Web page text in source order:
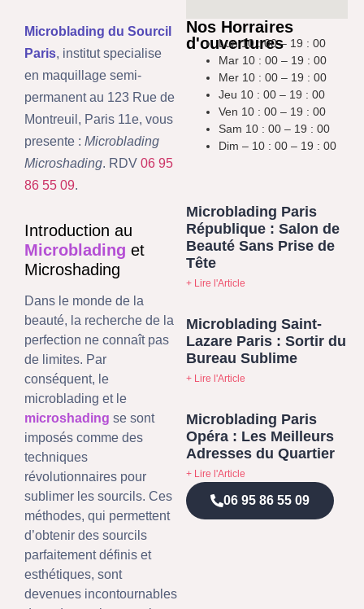
Microblading du Sourcil
Paris, institut specialise
en maquillage semi-
permanent au 123 Rue de
Montreuil, Paris 11e, vous
presente : Microblading
Microshading. RDV 06 95
86 55 09.
Introduction au
Microblading et
Microshading
Dans le monde de la
beauté, la recherche de la
perfection ne connaît pas
de limites. Par
conséquent, le
microblading et le
microshading se sont
imposés comme des
techniques
révolutionnaires pour
sublimer les sourcils. Ces
méthodes, qui permettent
d’obtenir des sourcils
parfaitement définis et
esthétiques, sont
devenues incontournables
Nos Horraires
d'ouvertures
Lun 10 : 00 – 19 : 00
Mar 10 : 00 – 19 : 00
Mer 10 : 00 – 19 : 00
Jeu 10 : 00 – 19 : 00
Ven 10 : 00 – 19 : 00
Sam 10 : 00 – 19 : 00
Dim – 10 : 00 – 19 : 00
Microblading Paris
République : Salon de
Beauté Sans Prise de
Tête
+ Lire l'Article
Microblading Saint-
Lazare Paris : Sortir du
Bureau Sublime
+ Lire l'Article
Microblading Paris
Opéra : Les Meilleurs
Adresses du Quartier
+ Lire l'Article
06 95 86 55 09